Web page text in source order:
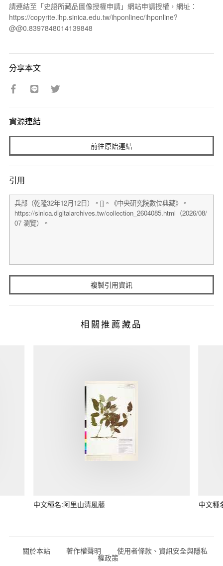
請連結至「史語所藏品圖像授權申請」網站申請授權，網址：
https://copyrite.ihp.sinica.edu.tw/ihponlinec/ihponline?
@@0.8397848014139848
分享本文
資源連結
前往原始連結
引用
複製引用資訊
相關推薦藏品
中文種名:阿里山清風藤 中文種
關於本站 著作權聲明 使用者條款、資訊安全與隱私
權政策